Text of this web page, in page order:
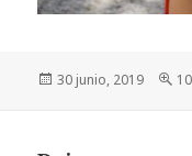
Publicado
30 junio, 2019